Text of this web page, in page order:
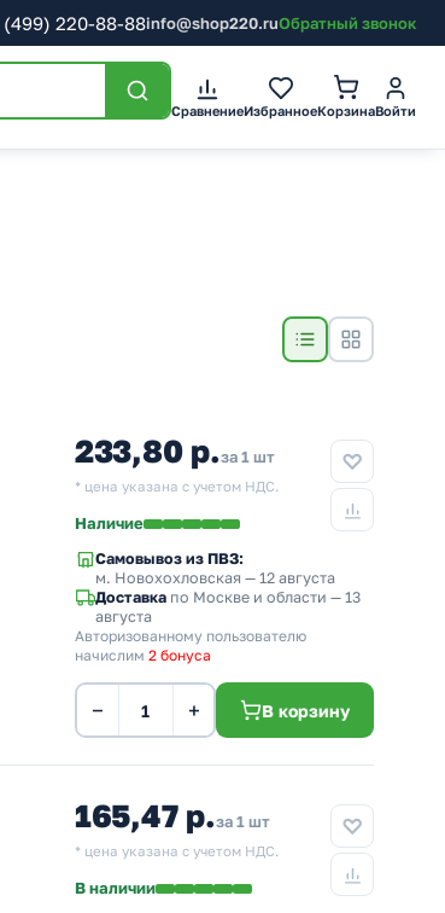
(499) 220-88-88info@shop220.ruОбратный звонок
СравнениеИзбранноеКорзинаВойти
233,80 р.за 1 шт
* цена указана с учетом НДС.
Наличие
Самовывоз из ПВЗ:
м. Новохохловская — 12 августа
Доставка по Москве и области — 13
августа
Авторизованному пользователю
начислим 2 бонуса
− + В корзину
165,47 р.за 1 шт
* цена указана с учетом НДС.
В наличии